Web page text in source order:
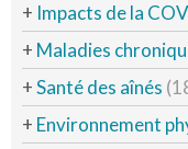
+ Impacts de la
+ Maladies
+Santé des aînés
+ Environnement